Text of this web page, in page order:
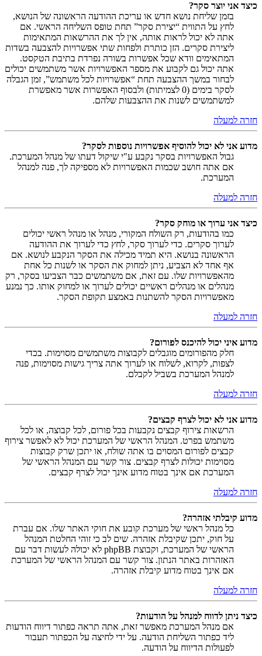
כיצד אני יוצר סקר?
בזמן שליחת נושא חדש או עריכת ההודעה הראשונה של הנושא,
לחץ על התווית “יצירת סקר” תחת טופס השליחה הראשי. אם
אתה לא יכול לראות אותה, אין לך את ההרשאות המתאימות
ליצירת סקרים. הזן כותרת ולפחות שתי אפשרויות להצבעה בשדות
המתאימים וודא שכל אפשרות בשורה נפרדת בתיבת הטקסט.
אתה יכול גם לקבוע את מספר האפשרויות אשר משתמשים יכולים
לבחור במשך ההצבעה תחת “אפשרויות לכל משתמש”, זמן הגבלה
לסקר בימים (0 לצמיתות) ולבסוף האפשרות אשר מאפשרת
למשתמשים לשנות את ההצבעות שלהם.
חזרה למעלה
מדוע אני לא יכול להוסיף אפשרויות נוספות לסקר?
גבול האפשרויות בסקר נקבע ע"י שיקול דעתו של מנהל המערכת.
אם אתה חושב שכמות האפשרויות לא מספיקה לך, פנה למנהל
המערכת.
חזרה למעלה
כיצד אני ערוך או מוחק סקר?
כמו בהודעות, רק השולח המקורי, מנהל או מנהל ראשי יכולים
לערוך סקרים. כדי לערוך סקר, לחץ כדי לערוך את ההודעה
הראשונה בנושא. היא תמיד מכילה את הסקר הנקבע לנושא. אם
אף אחד לא הצביע, ניתן למחוק את הסקר או לשנות כל אחת
מהאפשרויות שלו. עם זאת, אם משתמשים כבר הצביעו בסקר, רק
מנהלים או מנהלים ראשיים יכולים לערוך או למחוק אותו. כך נמנע
מאפשרויות הסקר להשתנות באמצע תקופת הסקר.
חזרה למעלה
מדוע איני יכול להיכנס לפורום?
חלק מהפורומים מוגבלים לקבוצות משתמשים מסוימות. בכדי
לצפות, לקרוא, לשלוח או לערוך אתה צריך גישות מסוימות, פנה
למנהל המערכת בשביל לקבלם.
חזרה למעלה
מדוע אני לא יכול לצרף קבצים?
הרשאות צירוף קבצים נקבעות בכל פורום, לכל קבוצה, או לכל
משתמש בפרט. המנהל הראשי של המערכת יכול לא לאפשר צירוף
קבצים לפורום המסוים בו אתה שולח, או יתכן שרק קבוצות
מסוימות יכולות לצרף קבצים. צור קשר עם המנהל הראשי של
המערכת אם אינך בטוח מדוע אינך יכול לצרף קבצים.
חזרה למעלה
מדוע קיבלתי אזהרה?
כל מנהל ראשי של מערכת קובע את חוקי האתר שלו. אם עברת
על חוק, יתכן שקיבלת אזהרה. שים לב כי זוהי החלטת המנהל
הראשי של המערכת, וקבוצת phpBB לא יכולה לעשות דבר עם
האזהרות באתר הנתון. צור קשר עם המנהל הראשי של המערכת
אם אינך בטוח מדוע קיבלת אזהרה.
חזרה למעלה
כיצד ניתן לדווח למנהל על הודעות?
אם מנהל המערכת מאפשר זאת, אתה תראה כפתור דיווח הודעות
ליד כפתור השליחת הודעה. על ידי לחיצה על הכפתור תעבור
לפעולות הדיווח על הודעה.